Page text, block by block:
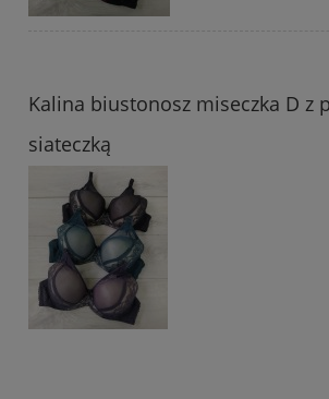
Kalina biustonosz miseczka D z
siateczką